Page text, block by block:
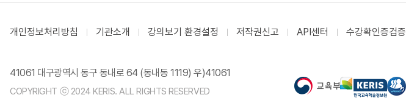
개인정보처리방침 기관소개 강의보기 환경설정 저작권신고 API센터 수강확인증검증
41061 대구광역시 동구 동내로 64 (동내동 1119) 우)41061
COPYRIGHT ⓒ 2024 KERIS. ALL RIGHTS RESERVED